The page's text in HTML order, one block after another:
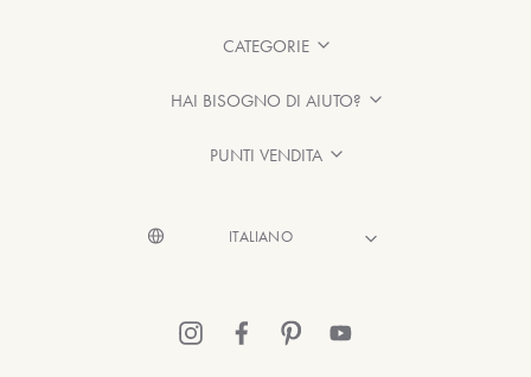
CATEGORIE
HAI BISOGNO DI AIUTO?
PUNTI VENDITA